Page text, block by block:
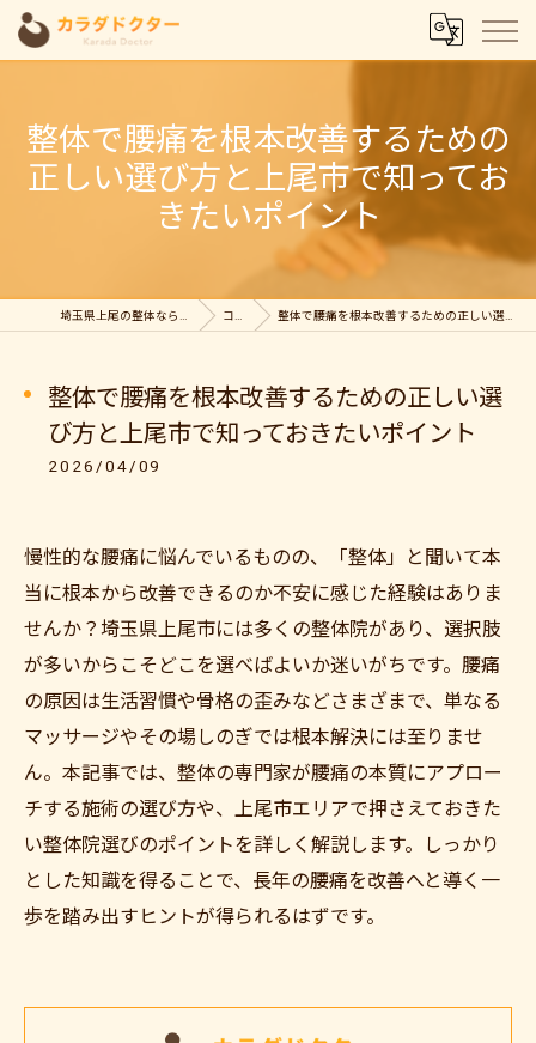
整体で腰痛を根本改善するための
正しい選び方と上尾市で知ってお
きたいポイント
コラム 整体で腰痛を根本改善するための正しい選び方と上尾市で知っておきたいポイント
整体で腰痛を根本改善するための正しい選
び方と上尾市で知っておきたいポイント
2026/04/09
慢性的な腰痛に悩んでいるものの、「整体」と聞いて本
当に根本から改善できるのか不安に感じた経験はありま
せんか？埼玉県上尾市には多くの整体院があり、選択肢
が多いからこそどこを選べばよいか迷いがちです。腰痛
の原因は生活習慣や骨格の歪みなどさまざまで、単なる
マッサージやその場しのぎでは根本解決には至りませ
ん。本記事では、整体の専門家が腰痛の本質にアプロー
チする施術の選び方や、上尾市エリアで押さえておきた
い整体院選びのポイントを詳しく解説します。しっかり
とした知識を得ることで、長年の腰痛を改善へと導く一
歩を踏み出すヒントが得られるはずです。